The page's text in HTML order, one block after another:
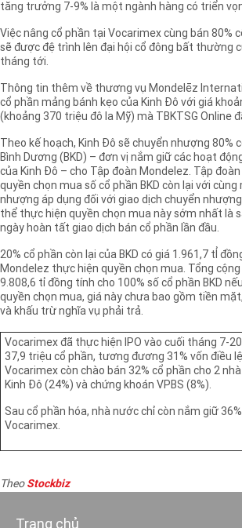
tăng trưởng 7-9% là một ngành hàng có triển
Việc nâng cổ phần tại Vocarimex cùng bán 80%
sẽ được đệ trình lên đại hội cổ đông bất thường
tháng tới.
Thông tin thêm về thương vụ Mondelēz
cổ phần mảng bánh kẹo của Kinh Đô với giá
(khoảng 370 triệu đô la Mỹ) mà TBKTSG Online
Theo kế hoạch, Kinh Đô sẽ chuyển nhượng 80%
Bình Dương (BKD) – đơn vị nắm giữ các hoạt
của Kinh Đô – cho Tập đoàn Mondelez. Tập
quyền chọn mua số cổ phần BKD còn lại với
nhượng áp dụng đối với giao dịch chuyển
thể thực hiện quyền chọn mua này sớm nhất là
ngày hoàn tất giao dịch bán cổ phần lần đầu.
20% cổ phần còn lại của BKD có giá 1.961,7 tỈ
Mondelez thực hiện quyền chọn mua. Tổng
9.808,6 tỉ đồng tính cho 100% số cổ phần BKD
quyền chọn mua, giá này chưa bao gồm tiền
và khấu trừ nghĩa vụ phải trả.
Vocarimex đã thực hiện IPO vào cuối tháng 7-
37,9 triệu cổ phần, tương đương 31% vốn điều
Vocarimex còn chào bán 32% cổ phần cho 2
Kinh Đô (24%) và chứng khoán VPBS (8%).
Sau cổ phần hóa, nhà nước chỉ còn nắm giữ
Vocarimex.
Theo Stockbiz